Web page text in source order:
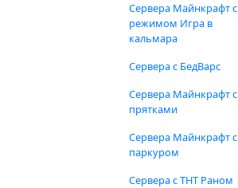
Сервера Майнкрафт с
режимом Игра в
кальмара
Сервера с БедВарс
Сервера Майнкрафт с
прятками
Сервера Майнкрафт с
паркуром
Сервера с ТНТ Раном